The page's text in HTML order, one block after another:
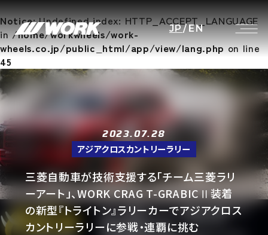
Notice: Undefined index: HTTP_ACCEPT_LANGUAGE
in/home/workwheels/work-
wheels.co.jp/public_html/app/view/lang.phpon line
45
JP/EN
2023.07.28
アジアクロスカントリーラリー
三菱自動車が技術支援する「チーム三菱ラリ
ーアート」、WORK CRAG T-GRABICⅡ装着
の新型『トライトン』ラリーカーでアジアクロス
カントリーラリーに参戦・連覇に挑む